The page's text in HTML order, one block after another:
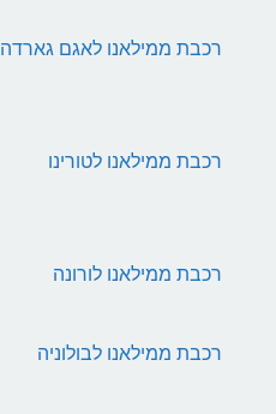
רכבת ממילאנו לאגם גארדה
רכבת ממילאנו לטורינו
רכבת ממילאנו לורונה
רכבת ממילאנו לבולוניה